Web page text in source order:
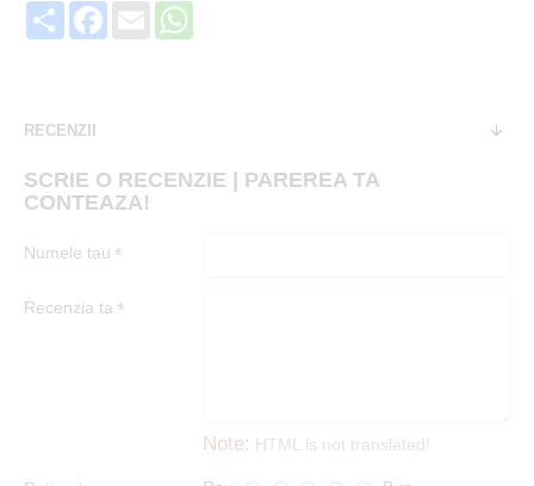
Share Facebook
Email
RECENZII
SCRIE O RECENZIE | PAREREA TA
CONTEAZA!
Numele tau
Recenzia ta
Note: HTML is not translated!